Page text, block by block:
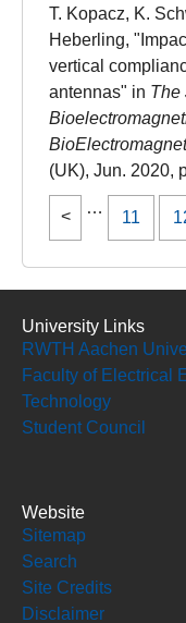
T. Kopacz, K.
Heberling,
vertical
antennas" in The
(UK), Jun. 2020,
…
11
University Links
RWTH Aachen
Faculty of Electrical
Technology
Student Council
Website
Sitemap
Search
Site Credits
Disclaimer